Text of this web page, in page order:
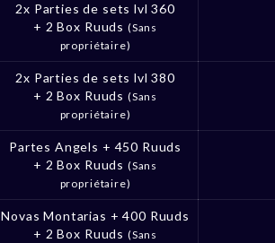
2x Parties de sets lvl 360
+ 2 Box Ruuds (Sans
propriétaire)
2x Parties de sets lvl 380
+ 2 Box Ruuds (Sans
propriétaire)
Partes Angels + 450 Ruuds
+ 2 Box Ruuds (Sans
propriétaire)
Novas Montarias + 400 Ruuds
+ 2 Box Ruuds (Sans